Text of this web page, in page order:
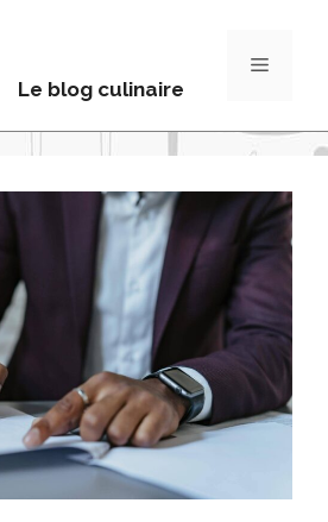
Le blog culinaire